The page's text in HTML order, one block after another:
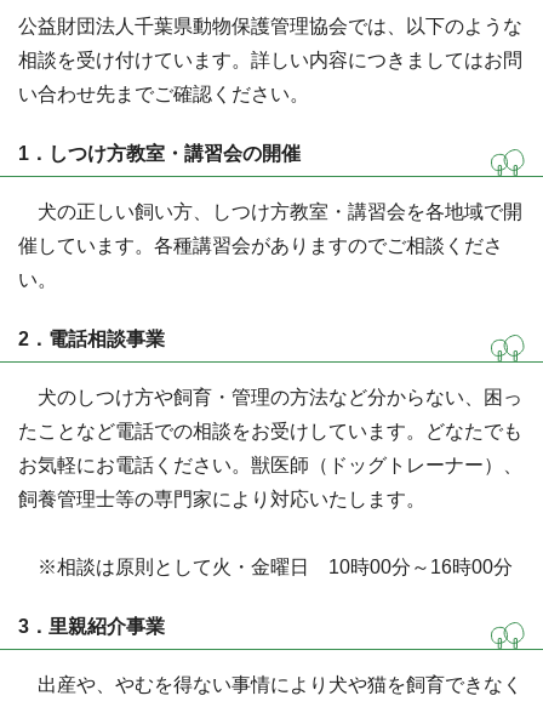
公益財団法人千葉県動物保護管理協会では、以下のような
相談を受け付けています。詳しい内容につきましてはお問
い合わせ先までご確認ください。
1．しつけ方教室・講習会の開催
犬の正しい飼い方、しつけ方教室・講習会を各地域で開
催しています。各種講習会がありますのでご相談くださ
い。
2．電話相談事業
犬のしつけ方や飼育・管理の方法など分からない、困っ
たことなど電話での相談をお受けしています。どなたでも
お気軽にお電話ください。獣医師（ドッグトレーナー）、
飼養管理士等の専門家により対応いたします。
※相談は原則として火・金曜日 10時00分～16時00分
3．里親紹介事業
出産や、やむを得ない事情により犬や猫を飼育できなく